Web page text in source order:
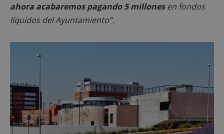
ahora acabaremos pagando 5 millonesen fondos
líquidos del Ayuntamiento”.